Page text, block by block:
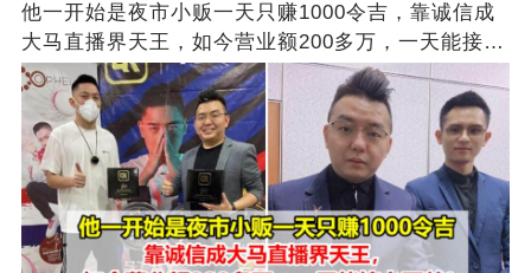
他一开始是夜市小贩一天只赚1000令吉，靠诚信成
大马直播界天王，如今营业额200多万，一天能接上
万单